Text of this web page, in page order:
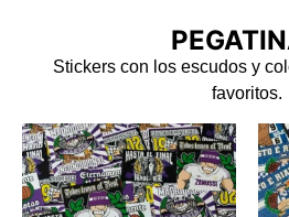
Stickers con los escudos y
favoritos.